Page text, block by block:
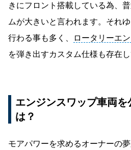
きにフロント搭載している為、
ムが大きいと言われます。それ
行わる事も多く、
ロータリーエ
を弾き出すカスタム仕様も存在し
エンジンスワップ車両
は？
モアパワーを求めるオーナーの